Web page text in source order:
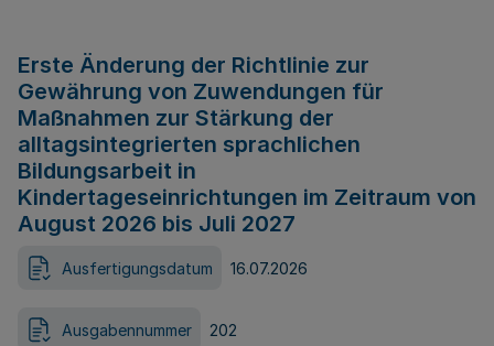
Erste Änderung der Richtlinie zur
Gewährung von Zuwendungen für
Maßnahmen zur Stärkung der
alltagsintegrierten sprachlichen
Bildungsarbeit in
Kindertageseinrichtungen im Zeitraum von
August 2026 bis Juli 2027
Ausfertigungsdatum 16.07.2026
Ausgabennummer 202